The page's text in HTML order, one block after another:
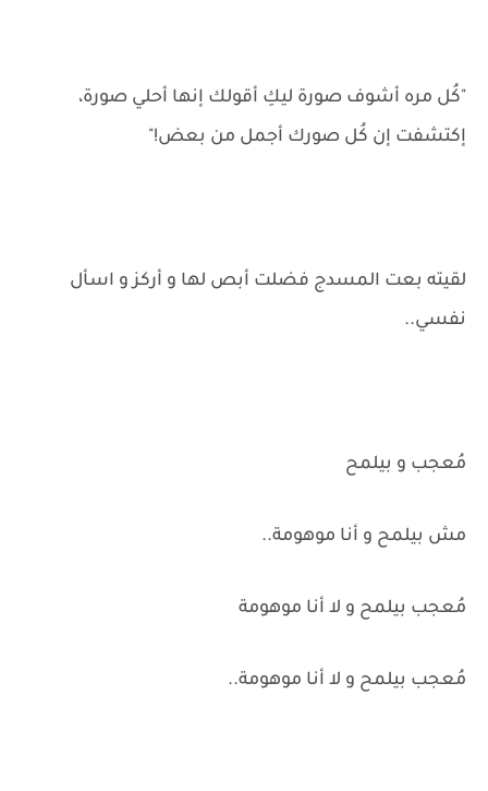
"كُل مره أشوف صورة ليكِ أقولك إنها أحلي صورة،
إكتشفت إن كُل صورك أجمل من بعض!"
لقيته بعت المسدج فضلت أبص لها و أركز و اسأل
نفسي..
مُعجب و بيلمح
مش بيلمح و أنا موهومة..
مُعجب بيلمح و لا أنا موهومة
مُعجب بيلمح و لا أنا موهومة..